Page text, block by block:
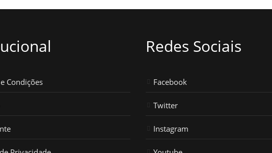
Condições
Redes Sociais
Facebook
Twitter
Instagram